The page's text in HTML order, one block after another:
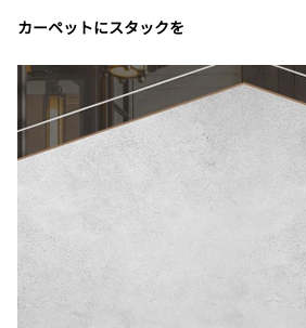
カーペットにスタックを